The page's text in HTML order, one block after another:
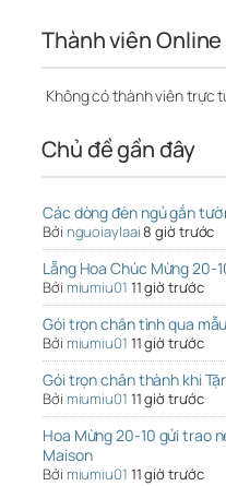
Thành viên Online
Không có thành viên trực
Chủ đề gần đây
Các dòng đèn ngủ gắn
Bởi nguoiaylaai8 giờ trước
Lẵng Hoa Chúc Mừng 20-
Bởi miumiu01 11 giờ trước
Gói trọn chân tình qua
Bởi miumiu01 11 giờ trước
Gói trọn chân thành khi
Bởi miumiu01 11 giờ trước
Hoa Mừng 20-10 gửi trao
Maison
Bởi miumiu01 11 giờ trước